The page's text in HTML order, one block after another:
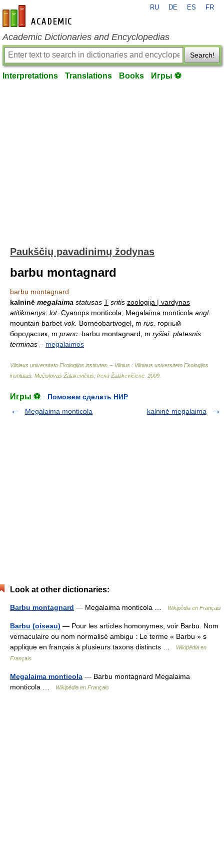
en-academic.com
RU DE ES FR
Academic Dictionaries and Encyclopedias
Search!
Interpretations Translations Books Игры ⚽
Paukščių pavadinimų žodynas
barbu montagnard
barbu montagnard
kalninė megalaima statusas T sritis zoologija | vardynas
atitikmenys: lot. Cyanops monticola; Megalaima monticola angl.
mountain barbet vok. Borneobartvogel, m rus. горный
бородастик, m pranc. barbu montagnard, m ryšiai: platesnis
terminas – megalaimos
Vilniaus universiteto Ekologijos institutas. – Vilnius : Vilniaus universiteto Ekologijos
institutas Mečislovas Žalakevičius, Irena Žalakevičienė 2009
Игры ⚽
Поможем сделать НИР
Megalaima monticola
kalninė megalaima
Look at other dictionaries:
Barbu montagnard — Megalaima monticola … Wikipédia en Français
Barbu (oiseau) — Pour les articles homonymes, voir Barbu. Nom
vernaculaire ou nom normalisé ambigu : Le terme « Barbu » s
applique en français à plusieurs taxons distincts …
Wikipédia en
Français
Megalaima monticola — Barbu montagnard Megalaima
monticola …
Wikipédia en Français